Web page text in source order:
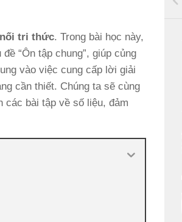
nối tri thức. Trong bài học này,
“Ôn tập chung”, giúp củng
vào việc cung cấp lời giải
cần thiết. Chúng ta sẽ cùng
các bài tập về số liệu, đảm